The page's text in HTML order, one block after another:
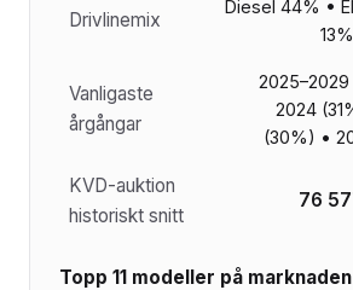
Drivlinemix
Diesel 44% •
Vanligaste
årgångar
2024
(30%) •
KVD-auktion
historiskt snitt
76
Topp 11 modeller på